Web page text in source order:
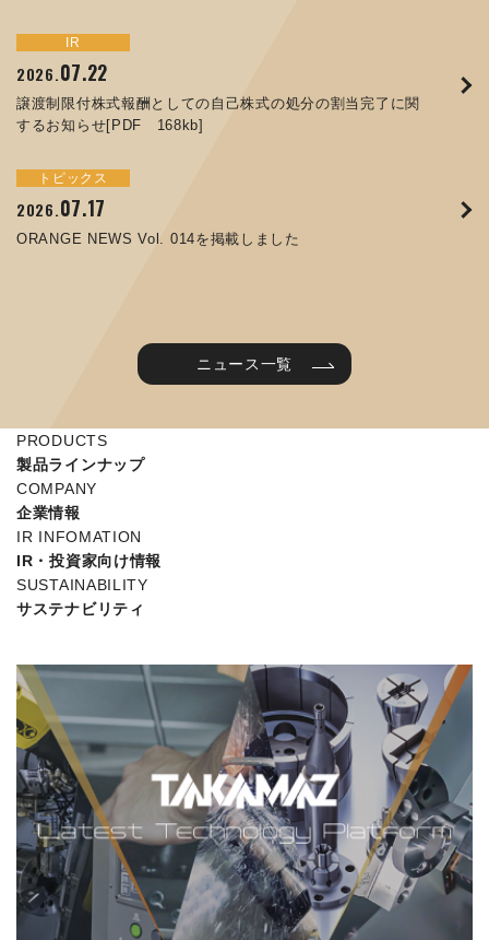
IR
2026.07.22
譲渡制限付株式報酬としての自己株式の処分の割当完了に関
するお知らせ[PDF 168kb]
トピックス
2026.07.17
ORANGE NEWS Vol. 014を掲載しました
お知らせ
2025.05.29
コラムを更新しました：MEX金沢2025(第61回機械工業見本
お知らせ
2025.05.15
トピックス
2025.09.10
ORANGE NEWS Vol. 011を掲載しました
2025.07.31
ORANGE NEWS Vol. 010を掲載しました
イベント
2024.09.26
JIMTOF2024 出展のご案内 ※終了しました
2024.05.13
MEX金沢2024 学生向け会社説明コーナー予約のご案内 ※
終了しました
IR
2026.07.01
コーポレートガバナンス報告書を更新しました
IR
2026.06.26
第65回定時株主総会のご報告を掲載しました
サステナビリティ
2025.12.09
令和７年度石川県ワークライフバランス企業知事表彰「優良
サステナビリティ
2025.12.04
ニュース一覧
PRODUCTS
製品ラインナップ
COMPANY
企業情報
IR INFOMATION
IR・投資家向け情報
SUSTAINABILITY
サステナビリティ